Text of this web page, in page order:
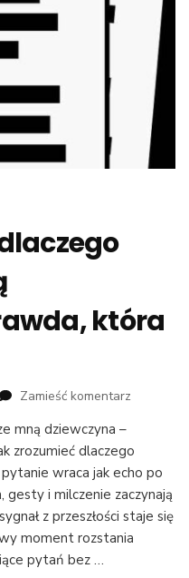
która
Zamieść komentarz
zrozumieć
dlaczego
zerwała
ze
mną
mną dziewczyna –
zrozumieć dlaczego
wraca jak echo po
gesty i milczenie zaczynają
z przeszłości staje się
moment rozstania
pytań bez …